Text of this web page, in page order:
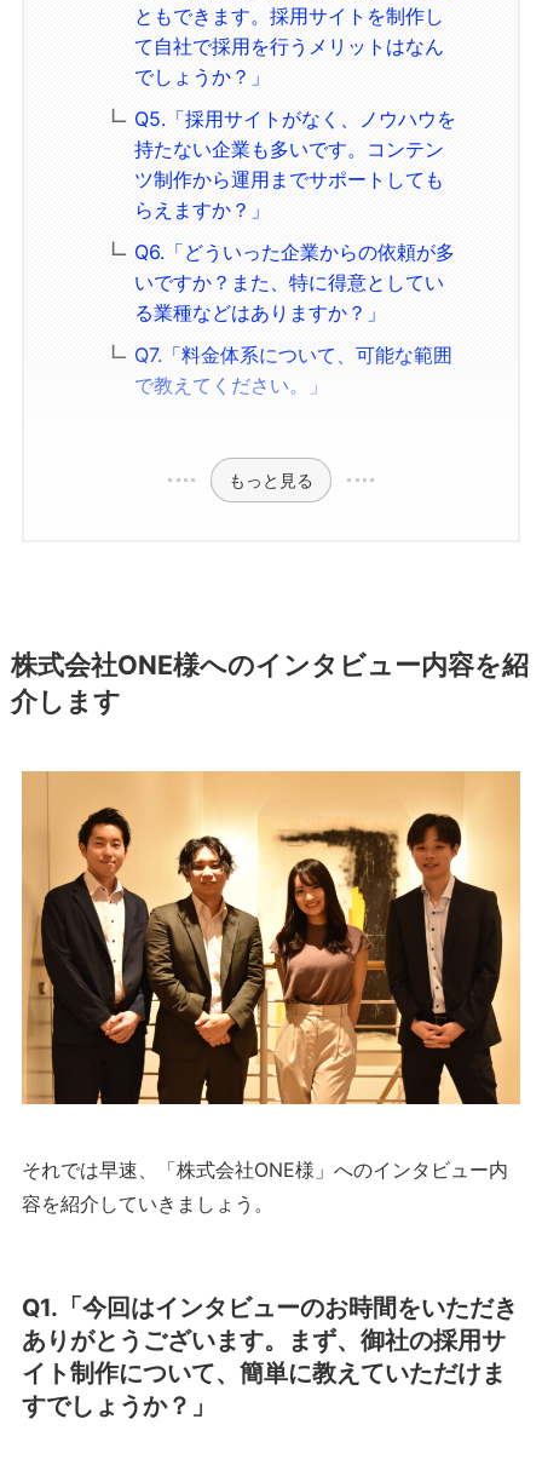
ともできます。採用サイトを制作し
て自社で採用を行うメリットはなん
でしょうか？」
Q5.「採用サイトがなく、ノウハウを
持たない企業も多いです。コンテン
ツ制作から運用までサポートしても
らえますか？」
Q6.「どういった企業からの依頼が多
いですか？また、特に得意としてい
る業種などはありますか？」
Q7.「料金体系について、可能な範囲
で教えてください。」
もっと見る
株式会社ONE様へのインタビュー内容を紹
介します
それでは早速、「株式会社ONE様」へのインタビュー内
容を紹介していきましょう。
Q1.「今回はインタビューのお時間をいただき
ありがとうございます。まず、御社の採用サ
イト制作について、簡単に教えていただけま
すでしょうか？」